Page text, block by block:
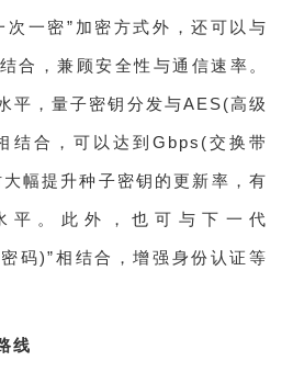
次一密”加密方式外，还可以与
合，兼顾安全性与通信速率。
平，量子密钥分发与AES(高级
结合，可以达到Gbps(交换带
幅提升种子密钥的更新率，有
平。此外，也可与下一代
码)”相结合，增强身份认证等
线